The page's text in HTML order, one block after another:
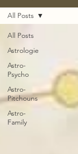
All Posts
Astrologie
Astro-
Psycho
Astro-
Pitchouns
Astro-
Family
All Posts